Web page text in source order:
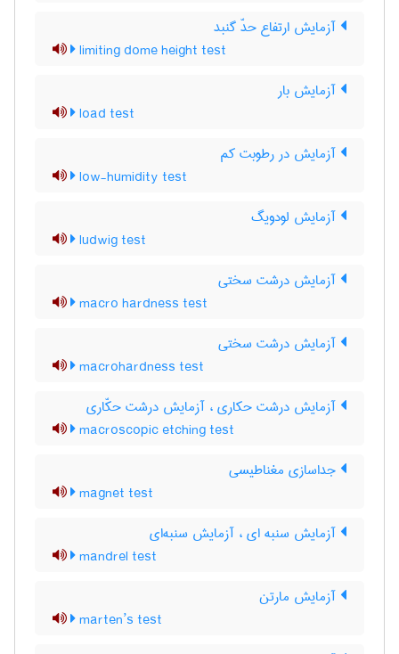
آزمایش ارتفاع حدّ گنبد
limiting dome height test
آزمایش بار
load test
آزمایش در رطوبت کم
low-humidity test
آزمایش لودویگ
ludwig test
آزمایش درشت سختی
macro hardness test
آزمایش درشت سختی
macrohardness test
آزمایش درشت حکاری ، آزمایش درشت حکّاری
macroscopic etching test
جداسازی مغناطیسی
magnet test
آزمایش سنبه ای ، آزمایش سنبه‌ای
mandrel test
آزمایش مارتن
marten’s test